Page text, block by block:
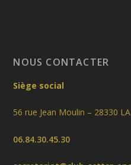
NOUS CONTACTER
Siège social
56 rue Jean Moulin – 28330
06.84.30.45.30